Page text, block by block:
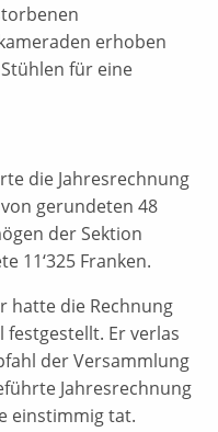
erhoben
für eine
die Jahresrechnung
gerundeten 48
der Sektion
11‘325 Franken.
hatte die Rechnung
Er verlas
der Versammlung
Jahresrechnung
einstimmig tat.